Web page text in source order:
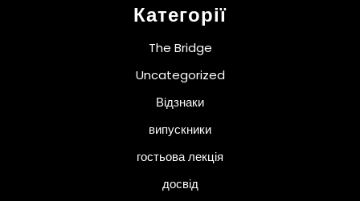
Категорії
The Bridge
Uncategorized
Відзнаки
випускники
гостьова лекція
досвід